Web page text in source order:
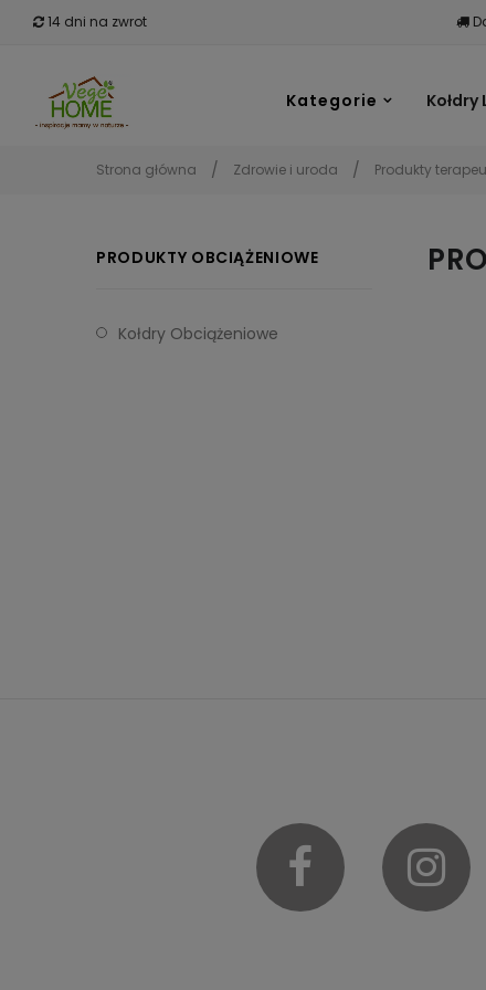
14 dni na zwrot
Kategorie Kołdry
Strona główna Zdrowie i uroda Produkty
PRODUKTY OBCIĄŻENIOWE
Kołdry Obciążeniowe
Facebook